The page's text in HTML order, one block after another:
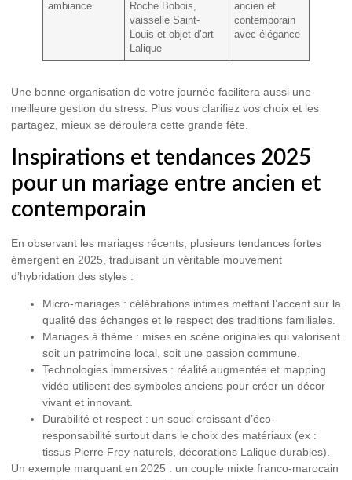
ambiance
Roche Bobois,
vaisselle Saint-
Louis et objet d’art
Lalique
ancien et
contemporain
avec élégance
Une bonne organisation de votre journée facilitera aussi une
meilleure gestion du stress. Plus vous clarifiez vos choix et les
partagez, mieux se déroulera cette grande fête.
Inspirations et tendances 2025
pour un mariage entre ancien et
contemporain
En observant les mariages récents, plusieurs tendances fortes
émergent en 2025, traduisant un véritable mouvement
d’hybridation des styles :
Micro-mariages : célébrations intimes mettant l’accent sur la
qualité des échanges et le respect des traditions familiales.
Mariages à thème : mises en scène originales qui valorisent
soit un patrimoine local, soit une passion commune.
Technologies immersives : réalité augmentée et mapping
vidéo utilisent des symboles anciens pour créer un décor
vivant et innovant.
Durabilité et respect : un souci croissant d’éco-
responsabilité surtout dans le choix des matériaux (ex :
tissus Pierre Frey naturels, décorations Lalique durables).
Un exemple marquant en 2025 : un couple mixte franco-marocain